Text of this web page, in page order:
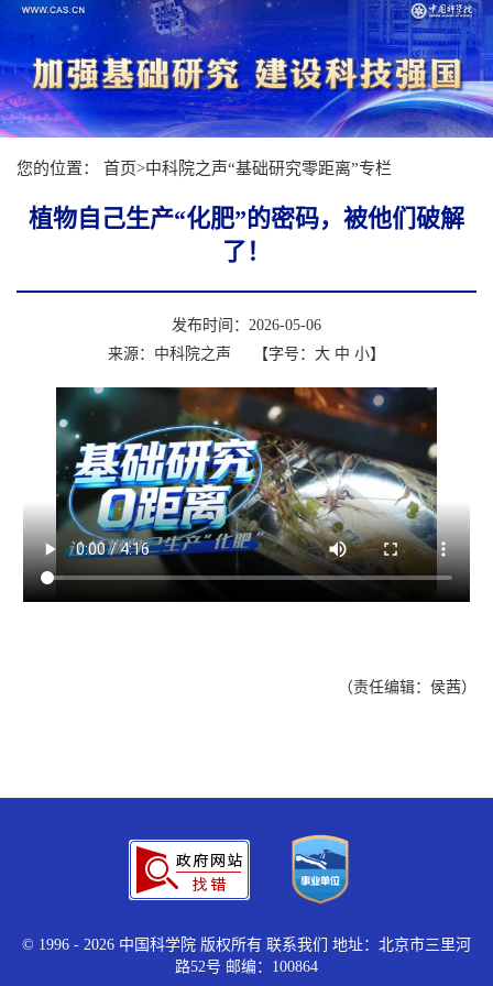
您的位置： 首页>中科院之声“基础研究零距离”专栏
植物自己生产“化肥”的密码，被他们破解
了！
发布时间：2026-05-06
来源：中科院之声
【字号： 大 中 小】
（责任编辑：侯茜）
© 1996 - 2026 中国科学院 版权所有 联系我们
地址：北京市三里河
路52号 邮编：100864